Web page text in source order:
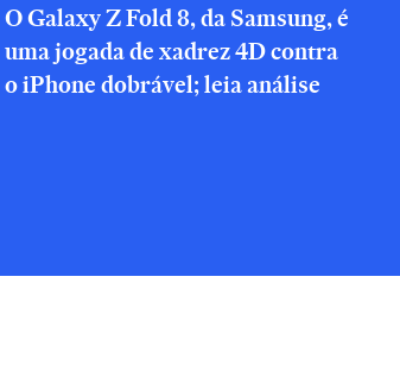
O Galaxy Z Fold 8, da Samsung, é
uma jogada de xadrez 4D contra
o iPhone dobrável; leia análise